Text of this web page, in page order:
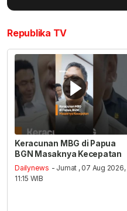
Republika TV
Keracunan MBG di Papua
BGN Masaknya Kecepatan
Dailynews - Jumat , 07 Aug 2026,
11:15 WIB